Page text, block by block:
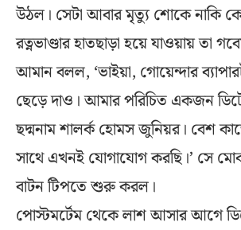
উঠল। সেটা আবার মৃত্যু শোকে নাকি
রত্নভাণ্ডার হাতছাড়া হয়ে যাওয়ায় তা
আমান বলল, ‘ভাইয়া, গোয়েন্দার
ছেড়ে দাও। আমার পরিচিত একজন
ছদ্মনাম শালর্ক হোমস জুনিয়র। বেশ
সাথে এখনই যোগাযোগ করছি।’ সে
বাটন টিপতে শুরু করল।
পোস্টমর্টেম থেকে লাশ আসার আগে